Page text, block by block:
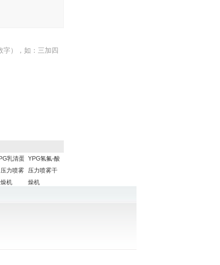
字），如：三加四
乳清蛋
力喷雾
机
YPG氢氟-酸
压力喷雾干
燥机